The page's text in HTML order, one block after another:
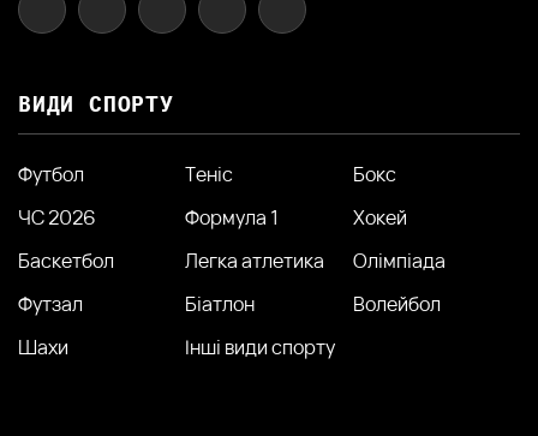
ВИДИ СПОРТУ
Футбол Теніс
Бокс
ЧС 2026
Формула 1
Хокей
Баскетбол
Легка атлетика
Олімпіада
Футзал
Біатлон
Волейбол
Шахи
Інші види спорту